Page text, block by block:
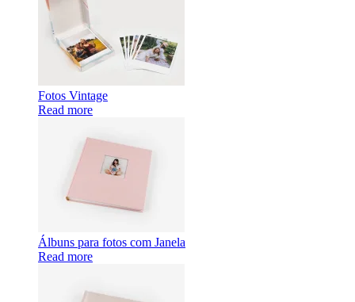
Fotos Vintage
Read more
Álbuns para fotos com Janela
Read more